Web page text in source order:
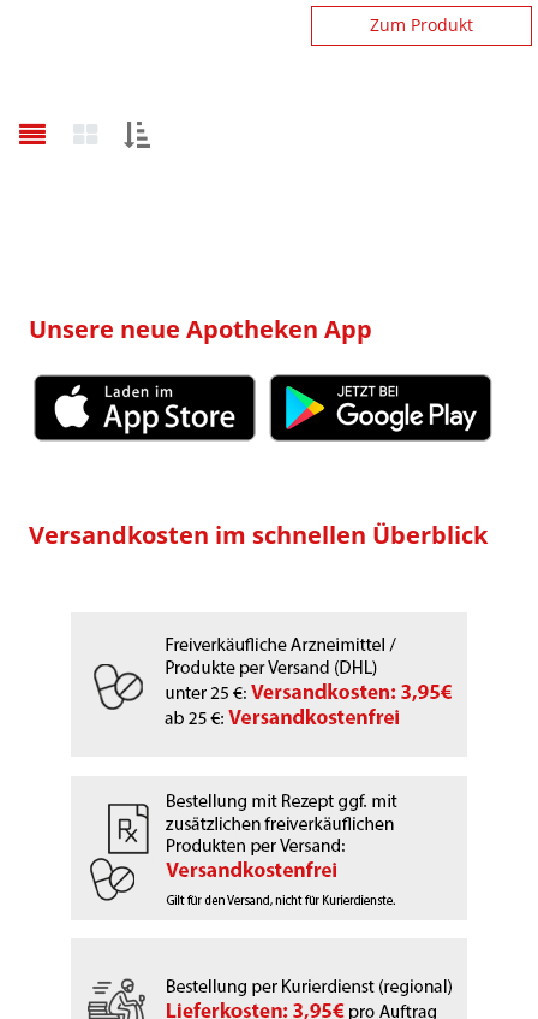
Zum Produkt
Unsere neue Apotheken App
Versandkosten im schnellen Überblick